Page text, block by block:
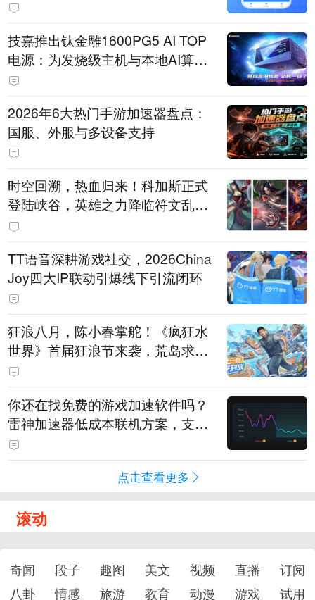
技嘉推出钛金雕1600PG5 AI TOP
电源：为发烧级主机与本地AI算力
打造旗舰供电方案
2026年6大热门手游加速器盘点：
国服、外服与多设备支持
时空回溯，热血归来！科加斯正式
登陆峡谷，英雄之力降临符文乱
斗！
TT语音深耕游戏社交，2026China
Joy四大IP联动引爆线下引流闭环
狂浪八月，陈小春掌舵！《疯狂水
世界》首届狂浪节来袭，荒岛求生
直播即将开启
你还在找免费的游戏加速软件吗？
雷神加速器低成本联机方案，支持
免费试用
点击查看更多
滚动
奇闻 段子 趣图 美文 视频 直播
订阅
八卦
情感 旅游 教育 动漫 游戏 试用